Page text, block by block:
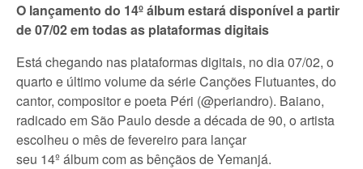
O lançamento do 14ºálbum estarádisponível a partir
de 07/02 em todas as plataformas digitais
Está chegando nas plataformas digitais, no dia 07/02, o
quarto e último volume da série Canções Flutuantes, do
cantor, compositor e poeta Péri (@periandro). Baiano,
radicado em São Paulo desde a década de 90, o artista
escolheu o mês de fevereiro para lançar
seu 14º álbum com as bênçãos de Yemanjá.